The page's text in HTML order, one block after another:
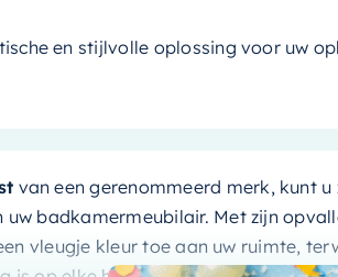
en stijlvolle oplossing voor uw
van een gerenommeerd merk, kunt
uw badkamermeubilair. Met zijn
vleugje kleur toe aan uw ruimte,